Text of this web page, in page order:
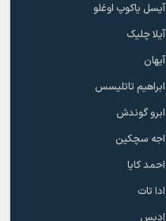
آیسل یاکوپ اوغلو
آیلا چلیک
آیهان
ابراهیم تاتلیسس
ابرو گوندش
اجه سچکین
احمد کایا
ادا تات